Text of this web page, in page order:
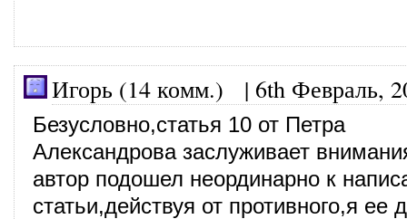
Игорь (14 комм.) | 6th Февраль,
Безусловно,статья 10 от Петра
Александрова заслуживает
автор подошел неординарно к
статьи,действуя от противного,я ее